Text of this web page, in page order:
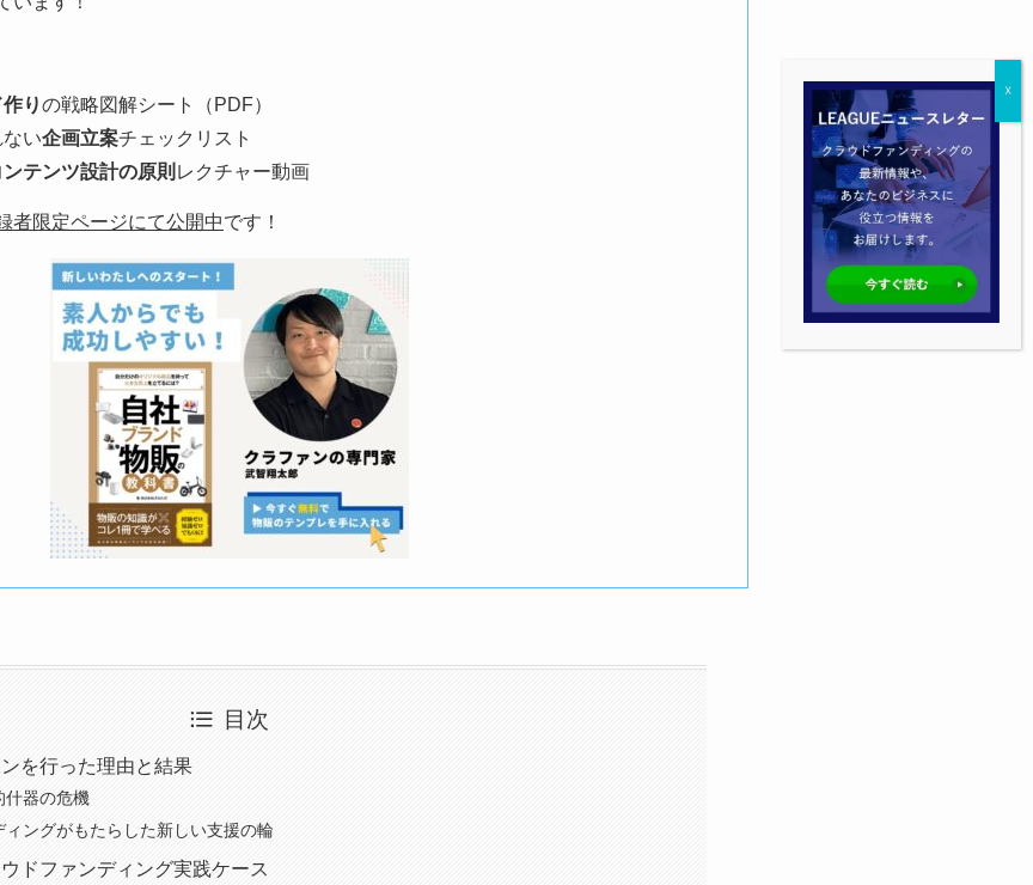
りの戦略図解シート（PDF）
い企画立案チェックリスト
ンテンツ設計の原則 レクチャー動画
者限定ページにて公開中です！
目次
を行った理由と結果
什器の危機
ィングがもたらした新しい支援の輪
ドファンディング実践ケース